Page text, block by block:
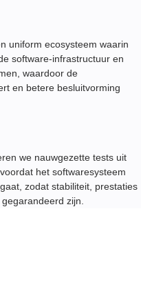
uniform ecosysteem waarin
software-infrastructuur en
waardoor de
en betere besluitvorming
we nauwgezette tests uit
het softwaresysteem
zodat stabiliteit, prestaties
zijn.